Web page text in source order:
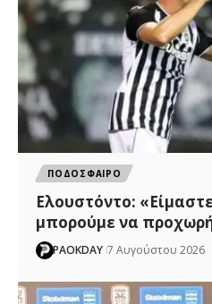
ΠΟΔΟΣΦΑΙΡΟ
Ελουστόντο:
μπορούμε να
PAOKDAY 7 Αυγούστου 2026